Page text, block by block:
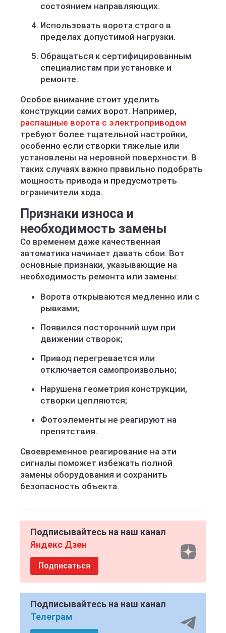
состоянием направляющих.
Использовать ворота строго в
пределах допустимой нагрузки.
Обращаться к сертифицированным
специалистам при установке и
ремонте.
Особое внимание стоит уделить
конструкции самих ворот. Например,
распашные ворота с электроприводом
требуют более тщательной настройки,
особенно если створки тяжелые или
установлены на неровной поверхности. В
таких случаях важно правильно подобрать
мощность привода и предусмотреть
ограничители хода.
Признаки износа и
необходимость замены
Со временем даже качественная
автоматика начинает давать сбои. Вот
основные признаки, указывающие на
необходимость ремонта или замены:
Ворота открываются медленно или с
рывками;
Появился посторонний шум при
движении створок;
Привод перегревается или
отключается самопроизвольно;
Нарушена геометрия конструкции,
створки цепляются;
Фотоэлементы не реагируют на
препятствия.
Своевременное реагирование на эти
сигналы поможет избежать полной
замены оборудования и сохранить
безопасность объекта.
Подписывайтесь на наш канал
Яндекс Дзен
Подписаться
Подписывайтесь на наш канал
Телеграм